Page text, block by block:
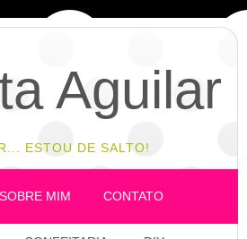
Aguilar
ESTOU DE SALTO!
SOBRE MIM CONTATO